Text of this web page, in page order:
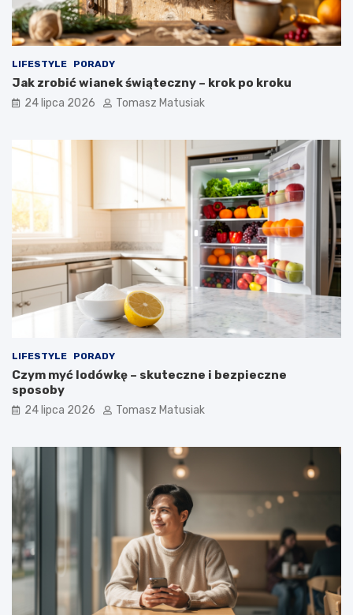
LIFESTYLE PORADY
Jak zrobić wianek świąteczny – krok po kroku
24 lipca 2026 Tomasz Matusiak
LIFESTYLE PORADY
Czym myć lodówkę – skuteczne i bezpieczne
sposoby
24 lipca 2026 Tomasz Matusiak